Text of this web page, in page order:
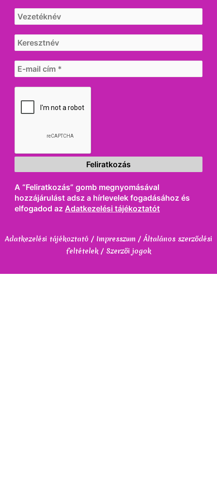
A “Feliratkozás” gomb megnyomásával
hozzájárulást adsz a hírlevelek fogadásához és
elfogadod az Adatkezelési tájékoztatót
Adatkezelési tájékoztató / Impresszum / Általános szerződési
feltételek / Szerzői jogok